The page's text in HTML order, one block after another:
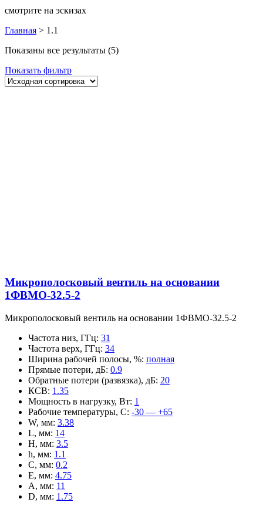
смотрите на эскизах
Главная > 1.1
Показаны все результаты (5)
Показать фильтр
Микрополосковый вентиль на основании
1ФВМO-32.5-2
Микрополосковый вентиль на основании 1ФВМO-32.5-2
Частота низ, ГГц: 31
Частота верх, ГГц: 34
Ширина рабочей полосы, %: полная
Прямые потери, дБ: 0.9
Обратные потери (развязка), дБ: 20
КСВ: 1.35
Мощность в нагрузку, Вт: 1
Рабочие температуры, С: -30 — +65
W, мм: 3.38
L, мм: 14
H, мм: 3.5
h, мм: 1.1
C, мм: 0.2
E, мм: 4.75
A, мм: 11
D, мм: 1.75